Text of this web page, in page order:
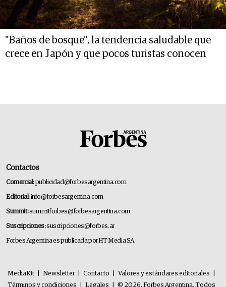
"Baños de bosque", la tendencia saludable que
crece en Japón y que pocos turistas conocen
Contactos
Comercial:publicidad@forbesargentina.com
Editorial:info@forbesargentina.com
Summit:summitforbes@forbesargentina.com
Suscripciones:suscripciones@forbes.ar
Forbes Argentina es publicada por HT Media SA.
MediaKit Newsletter Contacto Valores y estándares editoriales
Términos y condiciones
Legales © 2026. Forbes Argentina. Todos